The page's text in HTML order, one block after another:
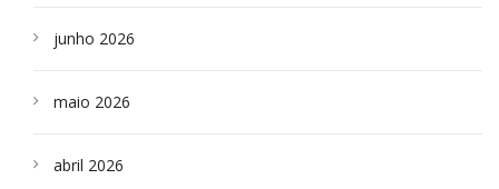
junho 2026
maio 2026
abril 2026